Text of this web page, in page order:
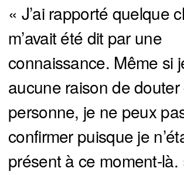
« J’ai rapporté quelque
m’avait été dit par une
connaissance. Même si
aucune raison de
personne, je ne peux
confirmer puisque je
présent à ce moment-là.